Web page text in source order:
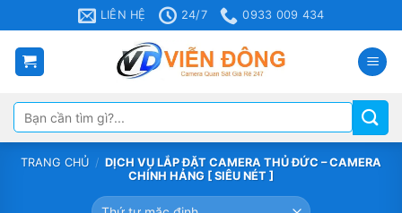
qua
nội
dung
LIÊN HỆ 24/7 0933 009 434
Tìm
kiếm:
TRANG CHỦ / DỊCH VỤ LẮP ĐẶT CAMERA THỦ ĐỨC – CAMERA
CHÍNH HẢNG [ SIÊU NÉT ]